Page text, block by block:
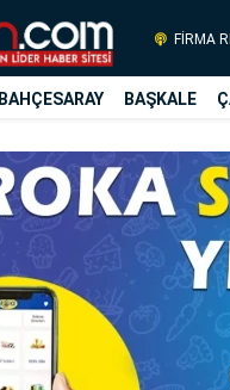
FİRMA
BAHÇESARAY BAŞKALE